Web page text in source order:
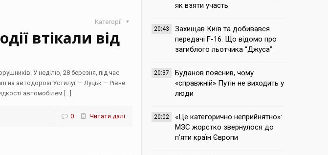
Категорії
втікали від
У неділю, 28 березня, під час
на автодорозі Устилуг — Луцьк — Рівне
автомобілем […]
0 Читати далі
як взяти участь
20:43
Захищав Київ та добивався
передачі F-16. Що відомо про
загиблого льотчика “Джуса”
20:37
Буданов пояснив, чому
«справжній» Путін не виходить у
люди
20:02
«Це категорично неприйнятно»:
МЗС жорстко звернулося до
п’яти країн Європи